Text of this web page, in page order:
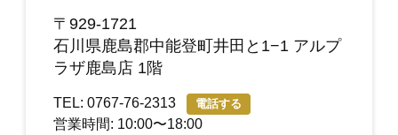
〒929-1721
石川県鹿島郡中能登町井田と1−1 アルプ
ラザ鹿島店 1階
TEL: 0767-76-2313 電話する
営業時間: 10:00〜18:00